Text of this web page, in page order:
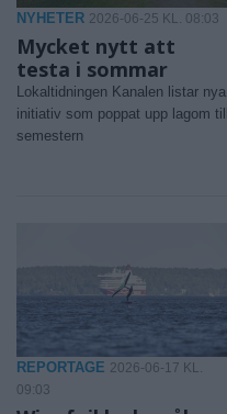
NYHETER 2026-06-25 KL. 08:03
Mycket nytt att
testa i sommar
Lokaltidningen Kanalen listar nya
initiativ som poppat upp lagom till
semestern
REPORTAGE 2026-06-17 KL.
09:03